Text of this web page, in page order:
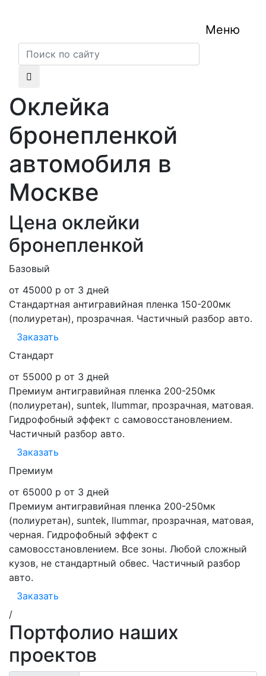
Меню
Оклейка
бронепленкой
автомобиля в
Москве
Цена оклейки
бронепленкой
Базовый
от 45000 р от 3 дней
Стандартная антигравийная пленка 150-200мк
(полиуретан), прозрачная. Частичный разбор авто.
Заказать
Стандарт
от 55000 р от 3 дней
Премиум антигравийная пленка 200-250мк
(полиуретан), suntek, llummar, прозрачная, матовая.
Гидрофобный эффект с самовосстановлением.
Частичный разбор авто.
Заказать
Премиум
от 65000 р от 3 дней
Премиум антигравийная пленка 200-250мк
(полиуретан), suntek, llummar, прозрачная, матовая,
черная. Гидрофобный эффект с
самовосстановлением. Все зоны. Любой сложный
кузов, не стандартный обвес. Частичный разбор
авто.
Заказать
/
Портфолио наших
проектов